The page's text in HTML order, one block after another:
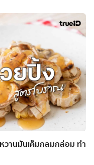
วานมันเค็มกลมกล่อม ทำ